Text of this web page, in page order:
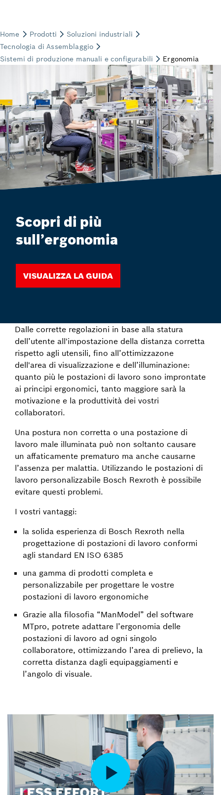
Scopri di più
sull’ergonomia
Visualizza la guida
Dalle corrette regolazioni in base alla statura
dell’utente all'impostazione della distanza corretta
rispetto agli utensili, fino all’ottimizzazone
dell'area di visualizzazione e dell’illuminazione:
quanto più le postazioni di lavoro sono improntate
ai principi ergonomici, tanto maggiore sarà la
motivazione e la produttività dei vostri
collaboratori.
Una postura non corretta o una postazione di
lavoro male illuminata può non soltanto causare
un affaticamente prematuro ma anche causarne
l’assenza per malattia. Utilizzando le postazioni di
lavoro personalizzabile Bosch Rexroth è possibile
evitare questi problemi.
I vostri vantaggi:
la solida esperienza di Bosch Rexroth nella
progettazione di postazioni di lavoro conformi
agli standard EN ISO 6385
una gamma di prodotti completa e
personalizzabile per progettare le vostre
postazioni di lavoro ergonomiche
Grazie alla filosofia “ManModel” del software
MTpro, potrete adattare l’ergonomia delle
postazioni di lavoro ad ogni singolo
collaboratore, ottimizzando l’area di prelievo, la
corretta distanza dagli equipaggiamenti e
l’angolo di visuale.